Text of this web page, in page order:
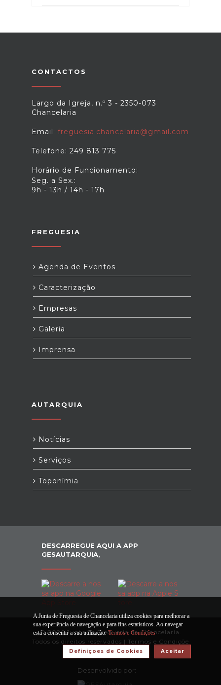
CONTACTOS
Largo da Igreja, n.º 3 - 2350-073
Chancelaria
Email: freguesia.chancelaria@gmail.com
Telefone: 249 813 775
Horário de Funcionamento:
Seg. a Sex.:
9h - 13h / 14h - 17h
FREGUESIA
Agenda de Eventos
Caracterização
Empresas
Galeria
Imprensa
AUTARQUIA
Notícias
Serviços
Toponímia
DESCARREGUE AQUI A APP
GESAUTARQUIA,
© 2026 Junta de Freguesia de Chancelaria.
Todos os direitos reservados | Termos e Condiçõe
s
Desenvolvido por:
A Junta de Freguesia de Chancelaria utiliza cookies para melhorar a
sua experiência de navegação e para fins estatísticos. Ao navegar
está a consentir a sua utilização.Termos e Condições
Aceitar
Definiçoes de Cookies